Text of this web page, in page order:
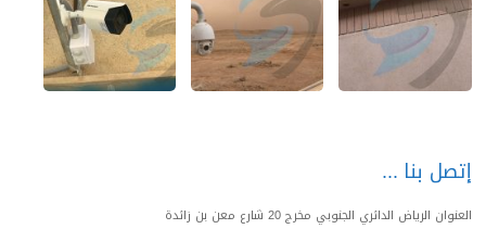
إتصل بنا
العنوان الرياض الدائري الجنوبي مخرج 20 شارع معن بن زائدة